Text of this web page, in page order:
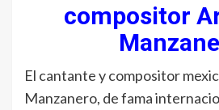
compositor
El cantante y compositor
Manzanero, de fama